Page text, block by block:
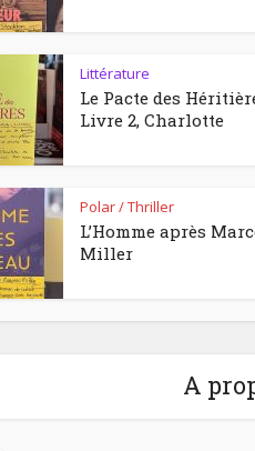
Littérature
Le Pacte des
Livre 2, Charlotte
Polar / Thriller
L’Homme après
Miller
A